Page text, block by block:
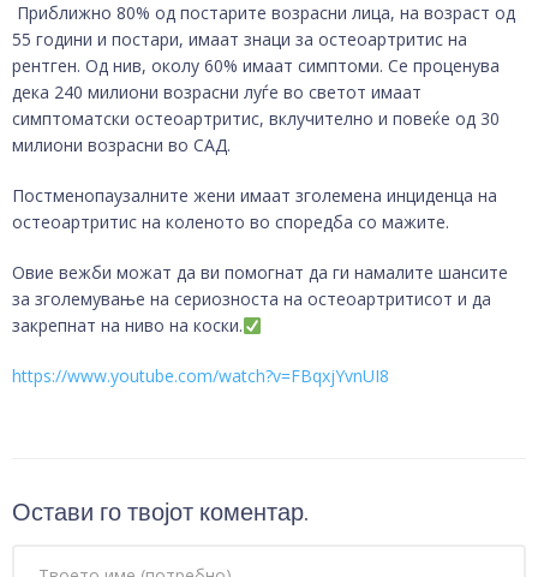
Приближно 80% од постарите возрасни лица, на возраст од
55 години и постари, имаат знаци за остеоартритис на
рентген. Од нив, околу 60% имаат симптоми. Се проценува
дека 240 милиони возрасни луѓе во светот имаат
симптоматски остеоартритис, вклучително и повеќе од 30
милиони возрасни во САД.
Постменопаузалните жени имаат зголемена инциденца на
остеоартритис на коленото во споредба со мажите.
Овие вежби можат да ви помогнат да ги намалите шансите
за зголемување на сериозноста на остеоартритисот и да
закрепнат на ниво на коски.
https://www.youtube.com/watch?v=FBqxjYvnUI8
Остави го твојот коментар.